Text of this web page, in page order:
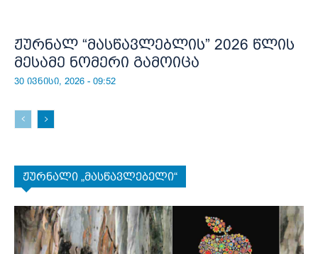
ჟურნალ “მასწავლებლის” 2026 წლის
მესამე ნომერი გამოიცა
30 ივნისი, 2026 - 09:52
ჟურნალი „მასწავლებელი“